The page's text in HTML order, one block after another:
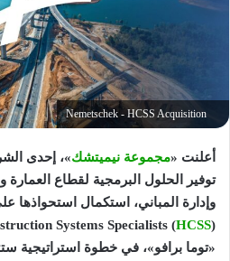
أعلنت «مجموعة نيميتشك»، إحدى
توفير الحلول البرمجية لقطاع العمارة
Systems Specialists (HCSS
«توما برافو»، في خطوة استراتيجية